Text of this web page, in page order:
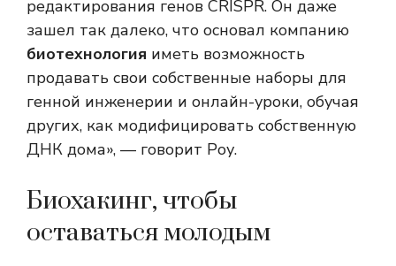
редактирования генов CRISPR. Он даже
зашел так далеко, что основал компанию
биотехнология иметь возможность
продавать свои собственные наборы для
генной инженерии и онлайн-уроки, обучая
других, как модифицировать собственную
ДНК дома», — говорит Роу.
Биохакинг, чтобы
оставаться молодым